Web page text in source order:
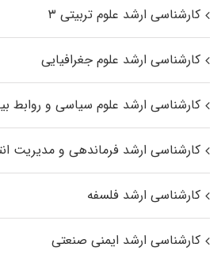
کارشناسی ارشد علوم تربیتی ۳
کارشناسی ارشد علوم جغرافیایی
کارشناسی ارشد علوم سیاسی و روابط
کارشناسی ارشد فرماندهی و مدیریت
کارشناسی ارشد فلسفه
کارشناسی ارشد ایمنی صنعتی